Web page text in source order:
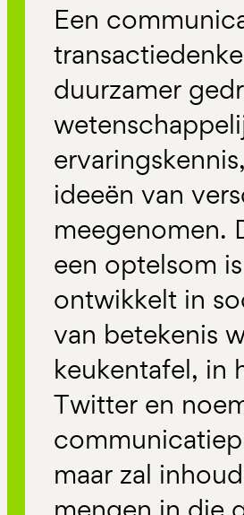
Een
duurzamer
ideeën van
meegenomen.
een optelsom
ontwikkelt in
van betekenis
keukentafel, in
Twitter en
maar zal